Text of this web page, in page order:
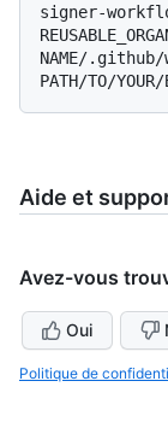
signer-
NAME/
Aide et
Avez-vous
Oui
Politique de